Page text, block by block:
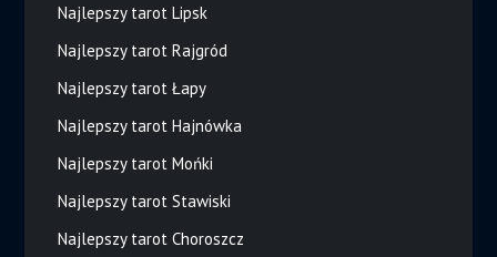
Najlepszy tarot Lipsk
Najlepszy tarot Rajgród
Najlepszy tarot Łapy
Najlepszy tarot Hajnówka
Najlepszy tarot Mońki
Najlepszy tarot Stawiski
Najlepszy tarot Choroszcz